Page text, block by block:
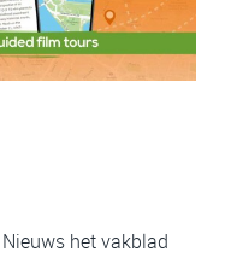
het vakblad